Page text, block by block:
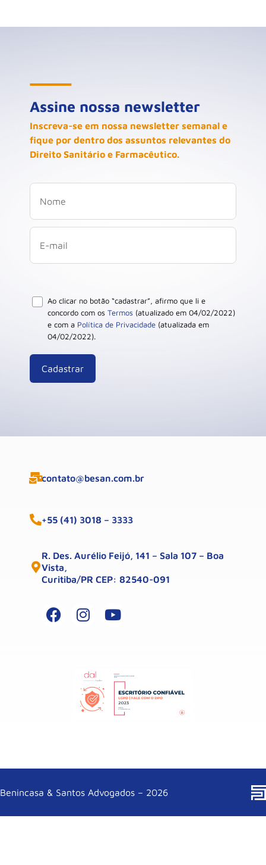
Assine nossa newsletter
Inscreva-se em nossa newsletter semanal e
fique por dentro dos assuntos relevantes do
Direito Sanitário e Farmacêutico.
Ao clicar no botão “cadastrar”, afirmo que li e
concordo com os Termos (atualizado em 04/02/2022)
e com a Política de Privacidade (atualizada em
04/02/2022).
contato@besan.com.br
+55 (41) 3018 – 3333
R. Des. Aurélio Feijó, 141 – Sala 107 – Boa
Vista,
Curitiba/PR CEP: 82540-091
Benincasa & Santos Advogados – 2026